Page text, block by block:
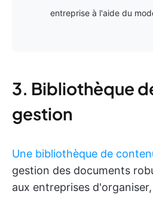
entreprise à l'aide du
3. Bibliothèque
gestion
Une bibliothèque de
gestion des documents
aux entreprises